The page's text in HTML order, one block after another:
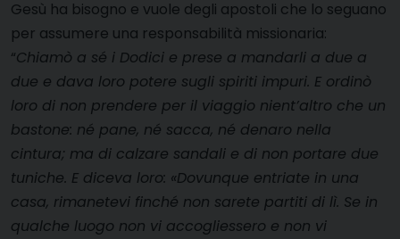
Gesù ha bisogno e vuole degli apostoli che lo seguano
per assumere una responsabilità missionaria:
“Chiamò a sé i Dodici e prese a mandarli a due a
due e dava loro potere sugli spiriti impuri. E ordinò
loro di non prendere per il viaggio nient’altro che un
bastone: né pane, né sacca, né denaro nella
cintura; ma di calzare sandali e di non portare due
tuniche. E diceva loro: «Dovunque entriate in una
casa, rimanetevi finché non sarete partiti di lì. Se in
qualche luogo non vi accogliessero e non vi